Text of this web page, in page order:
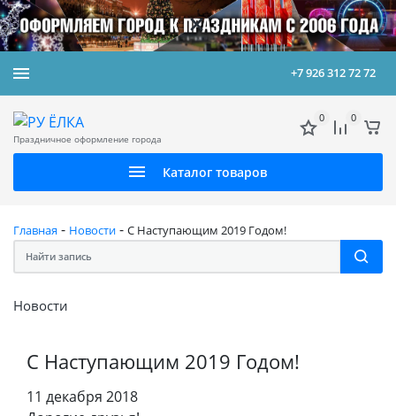
+7 926 312 72 72
Праздничное оформление города
Каталог товаров
0 0
Главная - Новости - С Наступающим 2019 Годом!
Новости
С Наступающим 2019 Годом!
11 декабря 2018